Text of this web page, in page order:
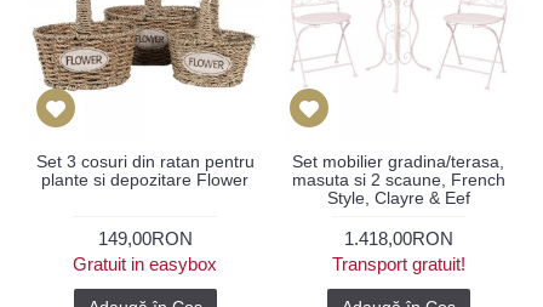
Set 3 cosuri din ratan pentru
plante si depozitare Flower
149,00RON
Gratuit in easybox
Set mobilier gradina/terasa,
masuta si 2 scaune, French
Style, Clayre & Eef
1.418,00RON
Transport gratuit!